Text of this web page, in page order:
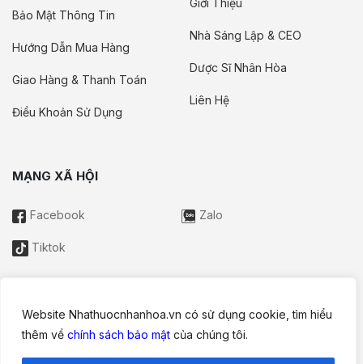
Website Nhathuocnhanhoa.vn có sử dụng cookie, tìm hiểu
thêm về chính sách bảo mật của chúng tôi.
Bảo Mật Thông Tin
Hướng Dẫn Mua Hàng
Giao Hàng & Thanh Toán
Điều Khoản Sử Dụng
Giới Thiệu
Nhà Sáng Lập & CEO
Dược Sĩ Nhân Hòa
Liên Hệ
MẠNG XÃ HỘI
Facebook Zalo
Tiktok
Thông tin trên website này chỉ mang tính chất nội bộ tham khảo;